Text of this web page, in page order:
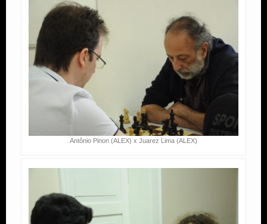
Antônio Pinon (ALEX) x Juarez Lima (ALEX)